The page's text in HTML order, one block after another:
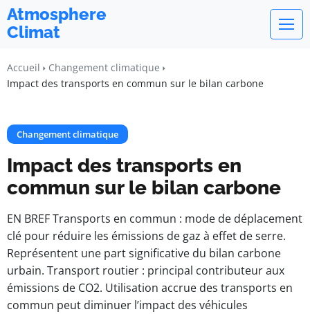
Atmosphere
Climat
Accueil
Changement climatique
Impact des transports en commun sur le bilan carbone
Changement climatique
Impact des transports en
commun sur le bilan carbone
EN BREF Transports en commun : mode de déplacement
clé pour réduire les émissions de gaz à effet de serre.
Représentent une part significative du bilan carbone
urbain. Transport routier : principal contributeur aux
émissions de CO2. Utilisation accrue des transports en
commun peut diminuer l’impact des véhicules